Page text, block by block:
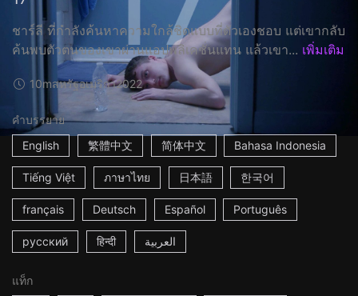
ชาร์ลี ที่กำลังค้นหาความใกล้ชิดแบบที่ตัวเองชอบ แต่เขากลับ
ค้นพบตัวตนของเขาผ่านแอปพลิเคชั่นแทน แล้วเขา... เพิ่มเติม
10mสหรัฐอเมริกา2022
คำบรรยาย
English
繁體中文 简体中文 Bahasa Indonesia
Tiếng Việt ภาษาไทย 日本語 한국어
français Deutsch Español Português
русский हिन्दी العربية
แท็ก